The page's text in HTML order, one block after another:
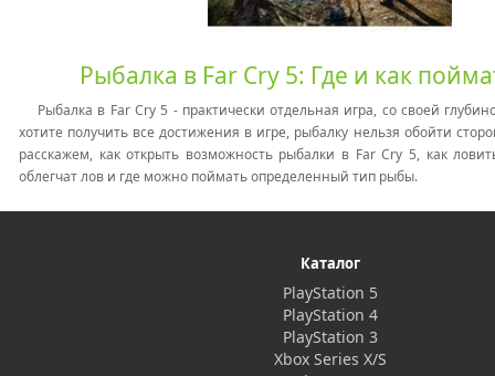
Рыбалка в Far Cry 5: Где и как
Рыбалка в Far Cry 5 - практически отдельная игра, со своей
хотите получить все достижения в игре, рыбалку нельзя обойти
расскажем, как открыть возможность рыбалки в Far Cry 5, как
облегчат лов и где можно поймать определенный тип рыбы.
Каталог
PlayStation 5
PlayStation 4
PlayStation 3
Xbox Series X/S